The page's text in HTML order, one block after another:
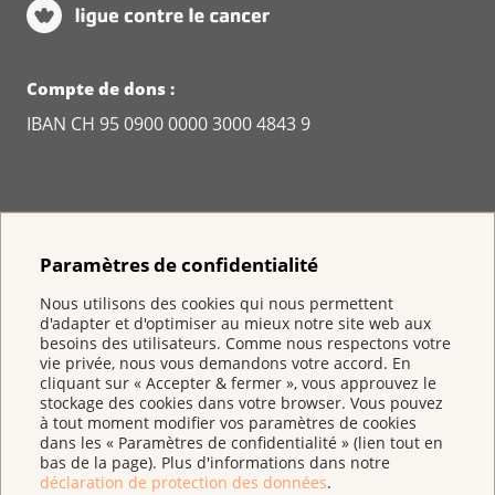
Paramètres de confidentialité
Nous utilisons des cookies qui nous permettent
d'adapter et d'optimiser au mieux notre site web aux
besoins des utilisateurs. Comme nous respectons votre
vie privée, nous vous demandons votre accord. En
cliquant sur « Accepter & fermer », vous approuvez le
stockage des cookies dans votre browser. Vous pouvez
à tout moment modifier vos paramètres de cookies
dans les « Paramètres de confidentialité » (lien tout en
bas de la page). Plus d'informations dans notre
déclaration de protection des données.
Compte de dons :
IBAN CH 95 0900 0000 3000 4843 9
Ligue suisse contre le cancer
Effingerstrasse 40
Case postale
3001 Berne
031 389 91 00
La Ligue dans votre région